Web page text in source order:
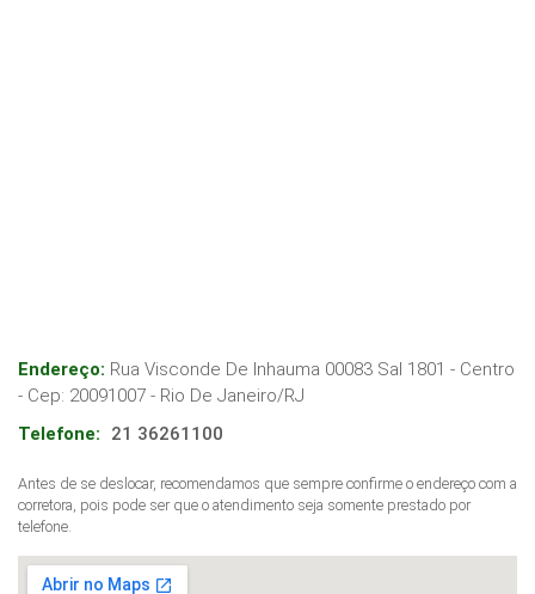
Endereço: Rua Visconde De Inhauma 00083 Sal 1801 - Centro
- Cep: 20091007 - Rio De Janeiro/RJ
Telefone:
21 36261100
Antes de se deslocar, recomendamos que sempre confirme o endereço com a
corretora, pois pode ser que o atendimento seja somente prestado por
telefone.